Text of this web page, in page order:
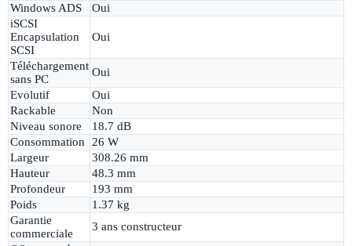
Windows ADS
Oui
iSCSI
Encapsulation
SCSI
Oui
Téléchargement
sans PC
Oui
Evolutif
Oui
Rackable
Non
Niveau sonore
18.7 dB
Consommation
26 W
Largeur
308.26 mm
Hauteur
48.3 mm
Profondeur
193 mm
Poids
1.37 kg
Garantie
commerciale
3 ans constructeur